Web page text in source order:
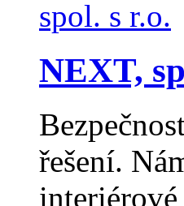
NEXT,
řešení.
interiérové